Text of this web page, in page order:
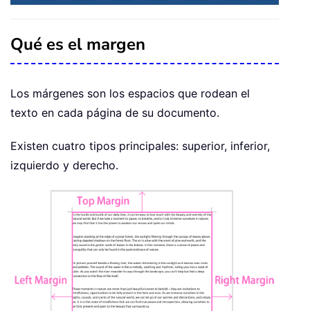
Qué es el margen
Los márgenes son los espacios que rodean el
texto en cada página de su documento.
Existen cuatro tipos principales: superior, inferior,
izquierdo y derecho.